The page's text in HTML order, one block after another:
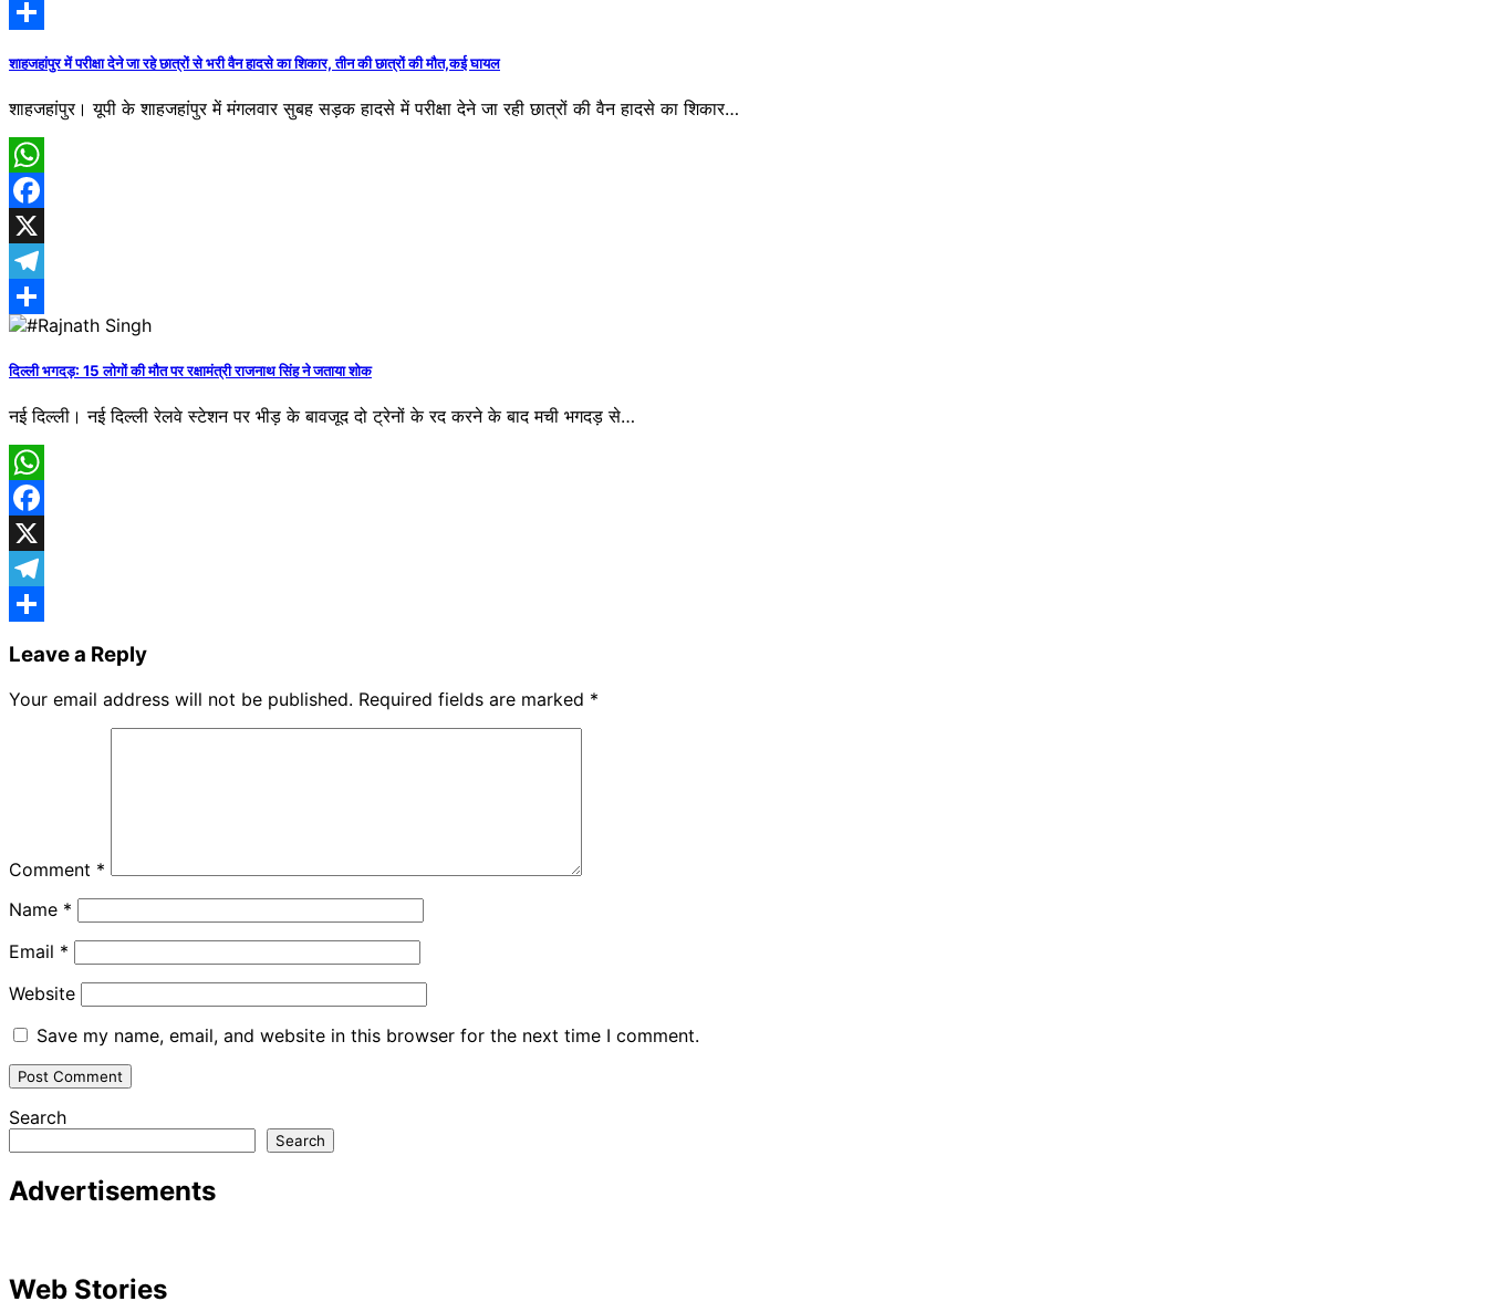
Telegram
शाहजहांपुर में परीक्षा देने जा रहे छात्रों से भरी वैन हादसे का शिकार, तीन की छात्रों की मौत,कई घायल
शाहजहांपुर। यूपी के शाहजहांपुर में मंगलवार सुबह सड़क हादसे में परीक्षा देने जा रही छात्रों की वैन हादसे का शिकार…
WhatsApp
Facebook
X
Telegram
Share
दिल्ली भगदड़: 15 लोगों की मौत पर रक्षामंत्री राजनाथ सिंह ने जताया शोक
नई दिल्ली। नई दिल्ली रेलवे स्टेशन पर भीड़ के बावजूद दो ट्रेनों के रद करने के बाद मची भगदड़ से…
WhatsApp
Facebook
X
Telegram
Leave a Reply
Your email address will not be published. Required fields are marked *
Comment *
Name *
Email *
Website
Save my name, email, and website in this browser for the next time I comment.
Search
Search
Advertisements
Web Stories